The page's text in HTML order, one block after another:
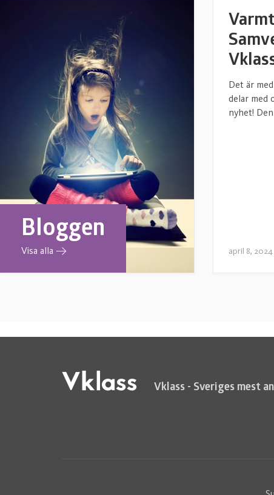
Bloggen
Visa alla
Det är
delar med
nyhet!
april 8, 2024
Vklass - Sveriges mest